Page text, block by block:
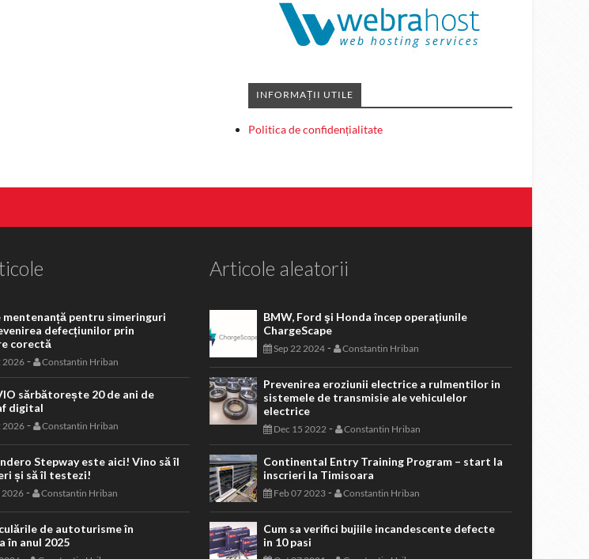
INFORMAȚII UTILE
Politica de confidențialitate
mentenanță pentru simeringuri
defecțiunilor prin
corectă
2026 - Constantin Hriban
sărbătorește 20 de ani de
digital
2026 - Constantin Hriban
Stepway este aici! Vino să îl
și să îl testezi!
2026 - Constantin Hriban
de autoturisme în
în anul 2025
Articole aleatorii
BMW, Ford şi Honda încep operaţiunile
ChargeScape
Sep 22 2024- Constantin Hriban
Prevenirea eroziunii electrice a rulmentilor in
sistemele de transmisie ale vehiculelor
electrice
Dec 15 2022 - Constantin Hriban
Continental Entry Training Program – start la
inscrieri la Timisoara
Feb 07 2023- Constantin Hriban
Cum sa verifici bujiile incandescente defecte
in 10 pasi